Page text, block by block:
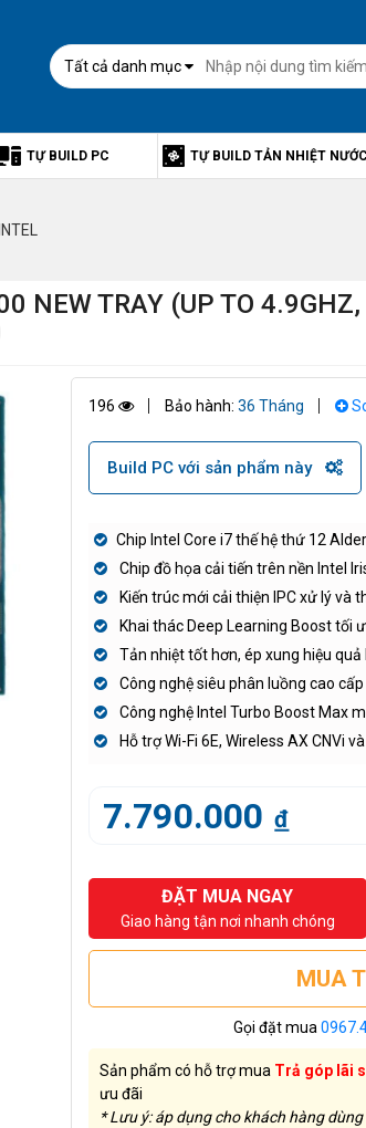
Tất cả danh mục
TỰ BUILD PC TỰ BUILD TẢN NHIỆT NƯỚC
NEW TRAY (UP TO
196 Bảo hành: 36 Tháng
Build PC với sản phẩm này
Chip Intel Core i7 thế hệ thứ 12
Chip đồ họa cải tiến trên nền Intel
Kiến trúc mới cải thiện IPC xử lý và
Khai thác Deep Learning Boost tối
Tản nhiệt tốt hơn, ép xung hiệu
Công nghệ siêu phân luồng cao cấp
Công nghệ Intel Turbo Boost Max
Hỗ trợ Wi-Fi 6E, Wireless AX CNVi
7.790.000 đ
ĐẶT MUA NGAY
Giao hàng tận nơi nhanh chóng
MUA
Gọi đặt mua
Sản phẩm có hỗ trợ mua Trả góp lãi
ưu đãi
* Lưu ý: áp dụng cho khách hàng